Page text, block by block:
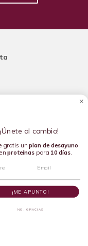
a tu nutrición
All rights reserved.
Emergente del
y Dietética
¡Únete al cambio!
gratis unplan de desayuno
proteínaspara 10 días.
¡ME APUNTO!
NO, GRACIAS